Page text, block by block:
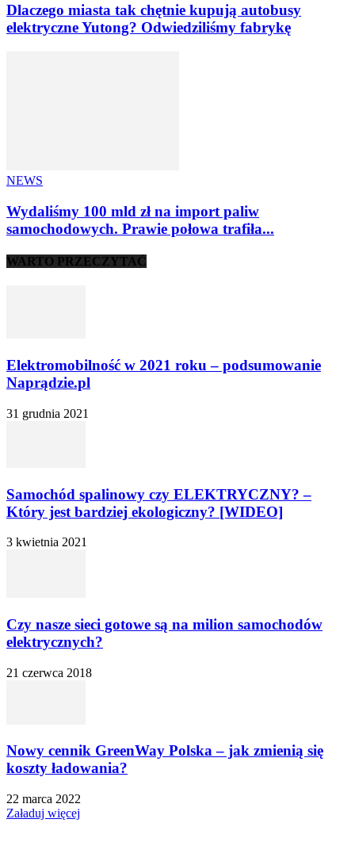
Dlaczego miasta tak chętnie kupują autobusy
elektryczne Yutong? Odwiedziliśmy fabrykę
NEWS
Wydaliśmy 100 mld zł na import paliw
samochodowych. Prawie połowa trafiła...
WARTO PRZECZYTAĆ
Elektromobilność w 2021 roku – podsumowanie
Naprądzie.pl
31 grudnia 2021
Samochód spalinowy czy ELEKTRYCZNY? –
Który jest bardziej ekologiczny? [WIDEO]
3 kwietnia 2021
Czy nasze sieci gotowe są na milion samochodów
elektrycznych?
21 czerwca 2018
Nowy cennik GreenWay Polska – jak zmienią się
koszty ładowania?
22 marca 2022
Załaduj więcej